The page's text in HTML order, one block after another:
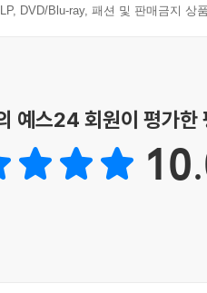
관적이고 폭 넓은 학술적 자료
통한 차별화된 심화 개념 칼럼
는 개념 학습법
DVD/Blu-ray, 패션 및 판매금지 상
예스24 회원이 평가한